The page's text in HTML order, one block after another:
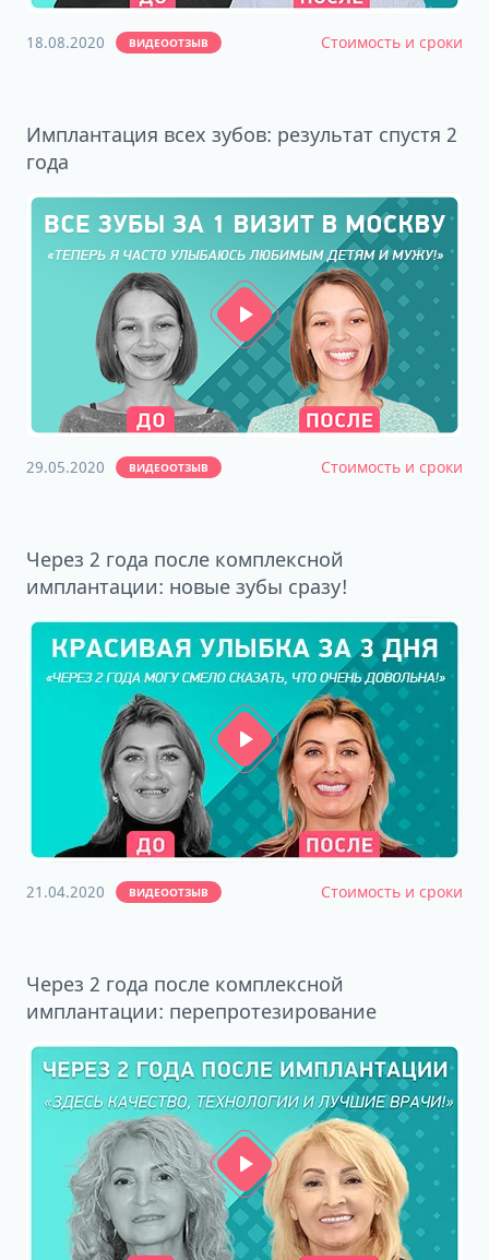
18.08.2020 ВИДЕООТЗЫВ Стоимость и сроки
Имплантация всех зубов: результат спустя 2
года
29.05.2020 ВИДЕООТЗЫВ Стоимость и сроки
Через 2 года после комплексной
имплантации: новые зубы сразу!
21.04.2020 ВИДЕООТЗЫВ Стоимость и сроки
Через 2 года после комплексной
имплантации: перепротезирование